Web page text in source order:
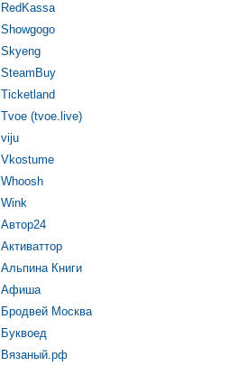
RedKassa
Showgogo
Skyeng
SteamBuy
Ticketland
Tvoe (tvoe.live)
viju
Vkostume
Whoosh
Wink
Автор24
Активаттор
Альпина Книги
Афиша
Бродвей Москва
Буквоед
Вязаный.рф